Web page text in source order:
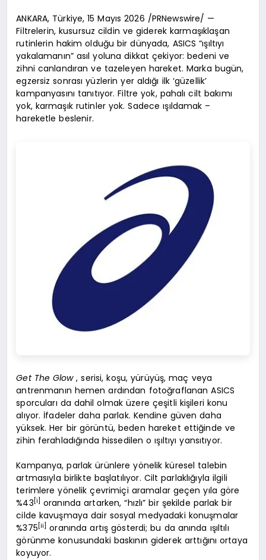
ANKARA, Türkiye, 15 Mayıs 2026 /PRNewswire/ —
Filtrelerin, kusursuz cildin ve giderek karmaşıklaşan
rutinlerin hakim olduğu bir dünyada, ASICS “ışıltıyı
yakalamanın” asıl yoluna dikkat çekiyor: bedeni ve
zihni canlandıran ve tazeleyen hareket. Marka bugün,
egzersiz sonrası yüzlerin yer aldığı ilk ‘güzellik’
kampanyasını tanıtıyor. Filtre yok, pahalı cilt bakımı
yok, karmaşık rutinler yok. Sadece ışıldamak –
hareketle beslenir.
Get The Glow, serisi, koşu, yürüyüş, maç veya
antrenmanın hemen ardından fotoğraflanan ASICS
sporcuları da dahil olmak üzere çeşitli kişileri konu
alıyor. İfadeler daha parlak. Kendine güven daha
yüksek. Her bir görüntü, beden hareket ettiğinde ve
zihin ferahladığında hissedilen o ışıltıyı yansıtıyor.
Kampanya, parlak ürünlere yönelik küresel talebin
artmasıyla birlikte başlatılıyor. Cilt parlaklığıyla ilgili
terimlere yönelik çevrimiçi aramalar geçen yıla göre
%43 [i]
oranında artarken, “hızlı” bir şekilde parlak bir
cilde kavuşmaya dair sosyal medyadaki konuşmalar
%375 [ii]
oranında artış gösterdi; bu da anında ışıltılı
görünme konusundaki baskının giderek arttığını ortaya
koyuyor.